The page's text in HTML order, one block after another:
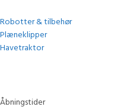
Robotter & tilbehør
Plæneklipper
Havetraktor
Åbningstider